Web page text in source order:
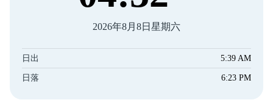
2026年8月8日星期六
日出 5:39 AM
日落 6:23 PM